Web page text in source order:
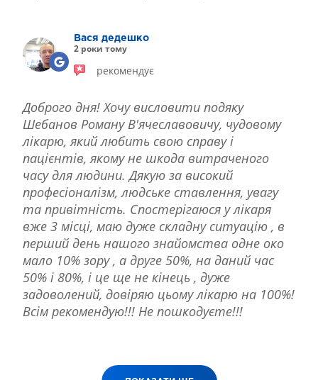
Вася дедешко
2 роки тому
рекомендує
Доброго дня! Хочу висловити подяку
Шебанов Роману В'ячеславовичу, чудовому
лікарю, який любить свою справу і
пацієнтів, якому не шкода витраченого
часу для людини. Дякую за високий
професіоналізм, людське ставлення, увагу
та привітність. Спостерігаюся у лікаря
вже 3 місці, маю дуже складну ситуацію , в
перший день нашого знайомства одне око
мало 10% зору , а друге 50%, на даний час
50% і 80%, і це ще не кінець , дуже
задоволений, довіряю цьому лікарю на 100%!
Всім рекомендую!!! Не пошкодуєте!!!